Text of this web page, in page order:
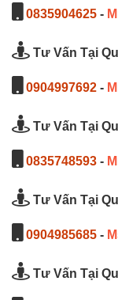
0835904625 -
Tư Vấn Tại
0904997692 -
Tư Vấn Tại
0835748593 -
Tư Vấn Tại
0904985685 -
Tư Vấn Tại